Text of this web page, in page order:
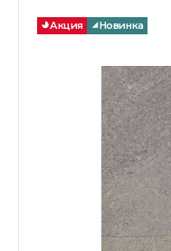
Акция Новинка